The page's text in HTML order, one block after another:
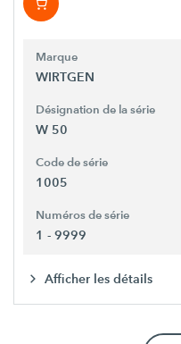
Marque
WIRTGEN
Désignation de la série
W 50
Code de série
1005
Numéros de série
1 - 9999
Afficher les détails